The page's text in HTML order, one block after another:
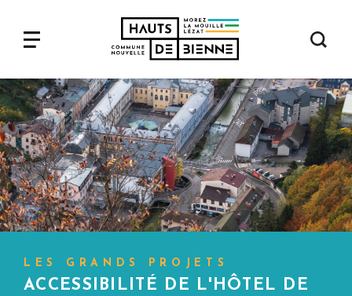
contenu
Navigation
principale
LES GRANDS PROJETS
ACCESSIBILITÉ DE L'HÔTEL DE